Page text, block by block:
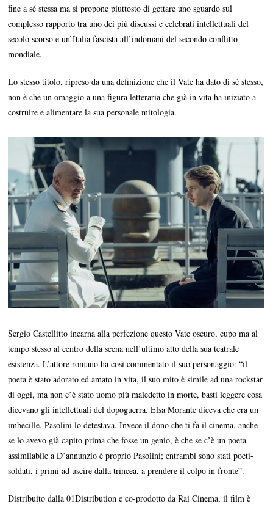
fine a sé stessa ma si propone piuttosto di gettare uno sguardo sul
complesso rapporto tra uno dei più discussi e celebrati intellettuali del
secolo scorso e un’Italia fascista all’indomani del secondo conflitto
mondiale.
Lo stesso titolo, ripreso da una definizione che il Vate ha dato di sé stesso,
non è che un omaggio a una figura letteraria che già in vita ha iniziato a
costruire e alimentare la sua personale mitologia.
Sergio Castellitto incarna alla perfezione questo Vate oscuro, cupo ma al
tempo stesso al centro della scena nell’ultimo atto della sua teatrale
esistenza. L’attore romano ha così commentato il suo personaggio: “il
poeta è stato adorato ed amato in vita, il suo mito è simile ad una rockstar
di oggi, ma non c’è stato uomo più maledetto in morte, basti leggere cosa
dicevano gli intellettuali del dopoguerra. Elsa Morante diceva che era un
imbecille, Pasolini lo detestava. Invece il dono che ti fa il cinema, anche
se lo avevo già capito prima che fosse un genio, è che se c’è un poeta
assimilabile a D’annunzio è proprio Pasolini; entrambi sono stati poeti-
soldati, i primi ad uscire dalla trincea, a prendere il colpo in fronte”.
Distribuito dalla 01Distribution e co-prodotto da Rai Cinema, il film è